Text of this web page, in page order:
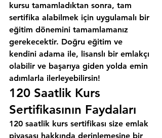
kursu tamamladıktan sonra, tam
sertifika alabilmek için uygulamalı bir
eğitim dönemini tamamlamanız
gerekecektir. Doğru eğitim ve
kendini adama ile, lisanslı bir emlakçı
olabilir ve başarıya giden yolda emin
adımlarla ilerleyebilirsin!
120 Saatlik Kurs
Sertifikasının Faydaları
120 saatlik kurs sertifikası size emlak
piyasası hakkında derinlemesine bir